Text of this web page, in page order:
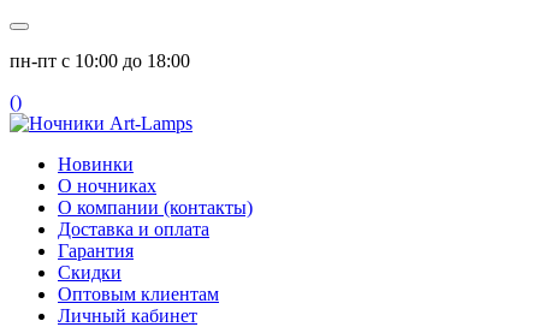
пн-пт с 10:00 до 18:00
()
Новинки
О ночниках
О компании (контакты)
Доставка и оплата
Гарантия
Скидки
Оптовым клиентам
Личный кабинет